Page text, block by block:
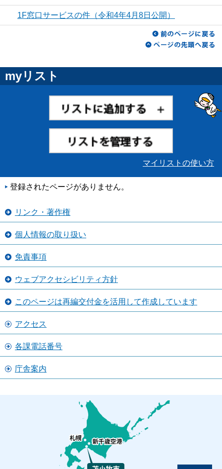
1F窓口サービスの件（令和4年4月8日公開）
myリスト
マイリストの使い方
登録されたページがありません。
リンク・著作権
個人情報の取り扱い
免責事項
ウェブアクセシビリティ方針
このページは再編交付金を活用して作成しています
アクセス
各課電話番号
庁舎案内